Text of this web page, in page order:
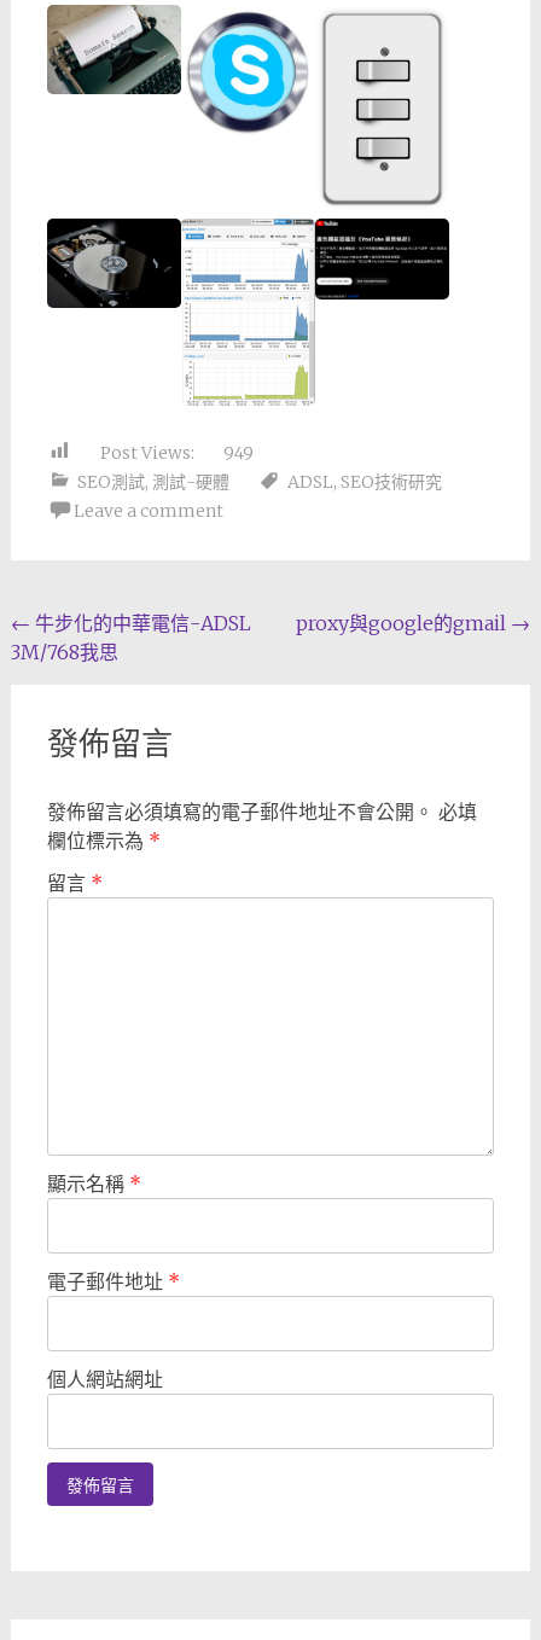
Post Views:
949
SEO測試, 測試-硬體 ADSL, SEO技術研究
Leave a comment
Post
navigation
← 牛步化的中華電信-ADSL
3M/768我思
proxy與google的gmail →
發佈留言
發佈留言必須填寫的電子郵件地址不會公開。 必填
欄位標示為 *
留言 *
顯示名稱 *
電子郵件地址 *
個人網站網址